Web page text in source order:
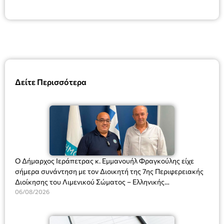
Δείτε Περισσότερα
Ο Δήμαρχος Ιεράπετρας κ. Εμμανουήλ Φραγκούλης είχε
σήμερα συνάντηση με τον Διοικητή της 7ης Περιφερειακής
Διοίκησης του Λιμενικού Σώματος – Ελληνικής
Ακτοφυλακής (Λ.Σ.-ΕΛ.ΑΚΤ.), Αρχιπλοίαρχο Λ.Σ. κ. Ιωάννη
06/08/2026